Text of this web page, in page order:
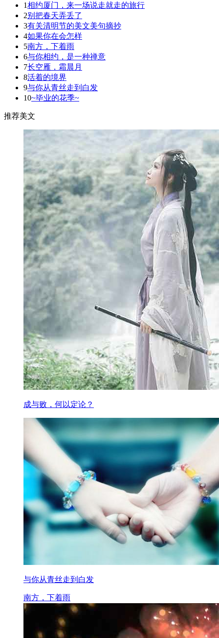
1相约厦门，来一场说走就走的旅行
2别把春天弄丢了
3有关清明节的美文美句摘抄
4如果你在会怎样
5南方，下着雨
6与你相约，是一种禅意
7长空雁，霜晨月
8活着的境界
9与你从青丝走到白发
10~毕业的花季~
推荐美文
成与败，何以定论？
与你从青丝走到白发
南方，下着雨